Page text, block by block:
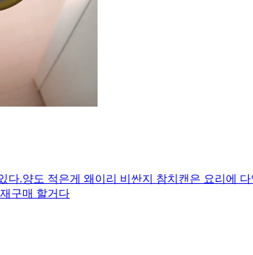
다.양도 적은게 왜이리 비싼지 참치캔은 요리에
구매 할거다